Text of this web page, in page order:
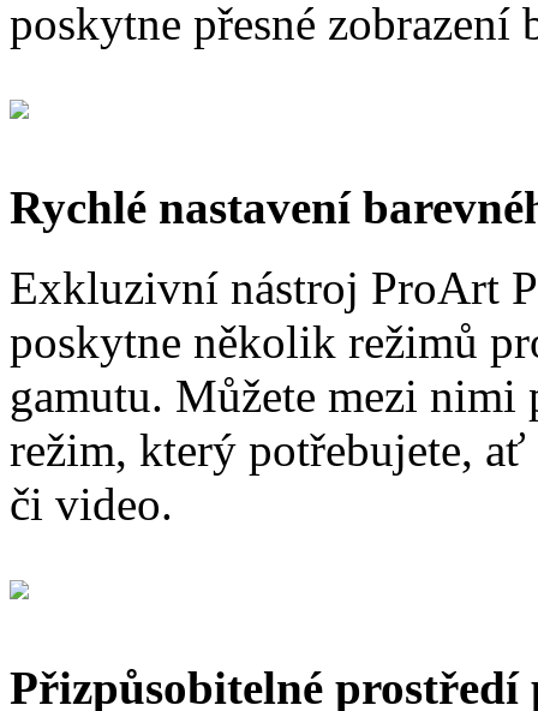
poskytne přesné
Rychlé nastavení
Exkluzivní nástroj ProArt
poskytne několik režimů
gamutu. Můžete mezi
režim, který potřebujete,
či video.
Přizpůsobitelné prostředí